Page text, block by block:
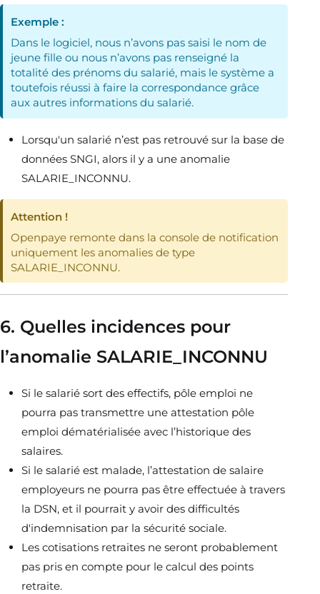
Exemple :
Dans le logiciel, nous n’avons pas saisi le nom de
jeune fille ou nous n’avons pas renseigné la
totalité des prénoms du salarié, mais le système a
toutefois réussi à faire la correspondance grâce
aux autres informations du salarié.
Lorsqu'un salarié n’est pas retrouvé sur la base de
données SNGI, alors il y a une anomalie
SALARIE_INCONNU.
Attention !
Openpaye remonte dans la console de notification
uniquement les anomalies de type
SALARIE_INCONNU.
6. Quelles incidences pour
l’anomalie SALARIE_INCONNU
Si le salarié sort des effectifs, pôle emploi ne
pourra pas transmettre une attestation pôle
emploi dématérialisée avec l’historique des
salaires.
Si le salarié est malade, l’attestation de salaire
employeurs ne pourra pas être effectuée à travers
la DSN, et il pourrait y avoir des difficultés
d'indemnisation par la sécurité sociale.
Les cotisations retraites ne seront probablement
pas pris en compte pour le calcul des points
retraite.